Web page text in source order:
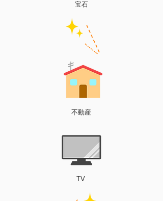
宝石
​不動産
​TV